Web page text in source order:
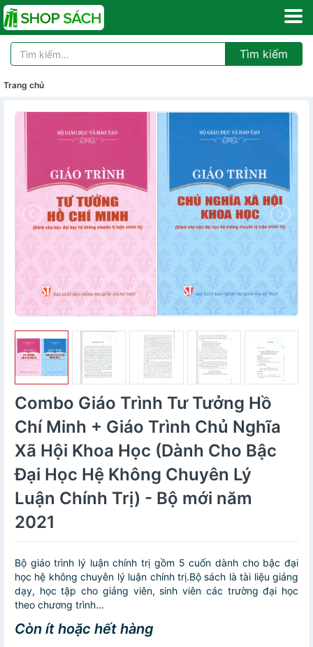
Tìm kiếm
Trang chủ
Combo Giáo Trình Tư Tưởng Hồ
Chí Minh + Giáo Trình Chủ Nghĩa
Xã Hội Khoa Học (Dành Cho Bậc
Đại Học Hệ Không Chuyên Lý
Luận Chính Trị) - Bộ mới năm
2021
Bộ giáo trình lý luận chính trị gồm 5 cuốn dành cho bậc đại
học hệ không chuyên lý luận chính trị.Bộ sách là tài liệu giảng
dạy, học tập cho giảng viên, sinh viên các trường đại học
theo chương trình...
Còn ít hoặc hết hàng